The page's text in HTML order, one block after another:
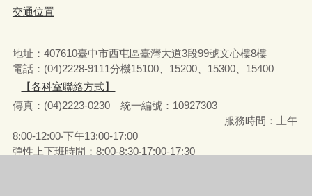
交通位置
地址：407610臺中市西屯區臺灣大道3段99號文心樓8樓
電話：(04)2228-9111分機15100、15200、15300、15400
【各科室聯絡方式】
傳真：(04)2223-0230 統一編號 ： 10927303
服務時間：上午
8:00-12:00‧下午13:00-17:00
彈性上下班時間：8:00-8:30‧17:00-17:30